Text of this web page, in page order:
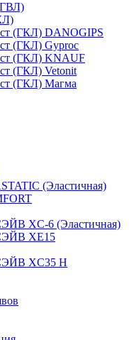
(ГКЛ) DANOGIPS
(ГКЛ) Gyproc
(ГКЛ) KNAUF
(ГКЛ) Vetonit
(ГКЛ) Магма
(Эластичная)
XC-6 (Эластичная)
XЕ15
XС35 Н